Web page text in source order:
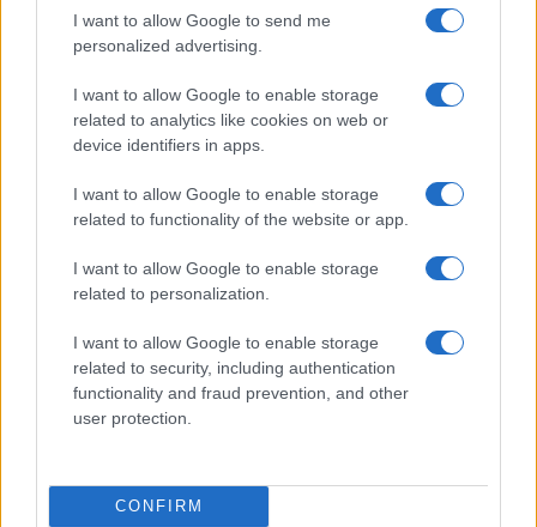
I want to allow Google to send me
personalized advertising.
I want to allow Google to enable storage
related to analytics like cookies on web or
device identifiers in apps.
I want to allow Google to enable storage
related to functionality of the website or app.
I want to allow Google to enable storage
related to personalization.
I want to allow Google to enable storage
related to security, including authentication
functionality and fraud prevention, and other
user protection.
CONFIRM
360.000 Ft (új)
Apple iPhone 15 Pro
Nyugati GSM
300.000 Ft (új)